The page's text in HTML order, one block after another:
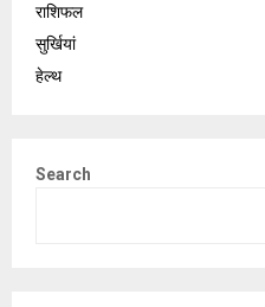
राशिफल
सुर्खियां
हेल्थ
Search